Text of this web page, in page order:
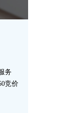
务
竞价